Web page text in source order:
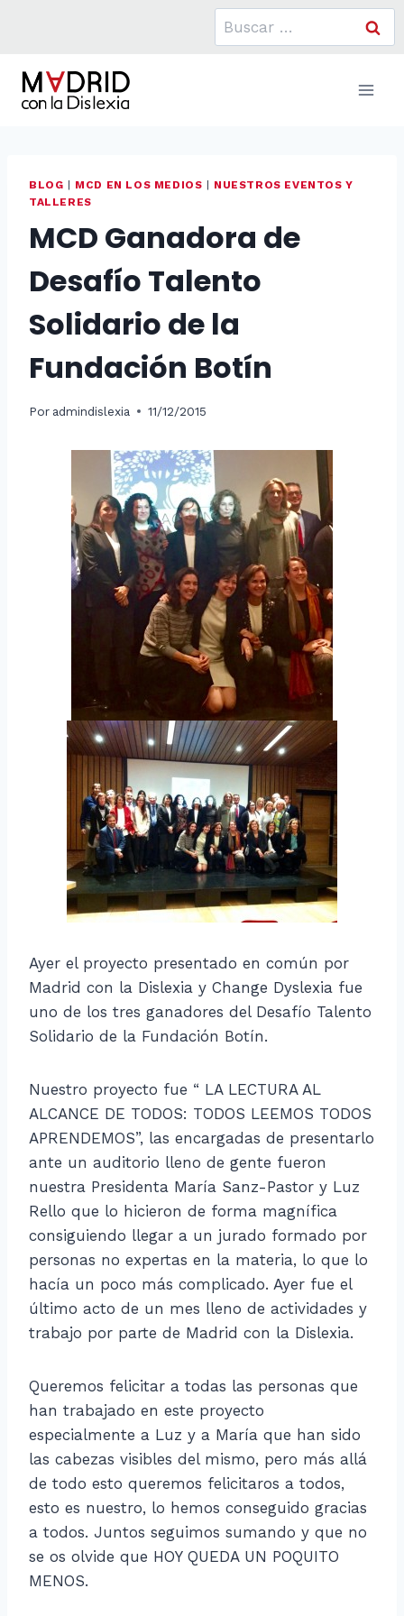
Buscar:
BLOG MCD EN LOS MEDIOS
NUESTROS EVENTOS Y
TALLERES
MCD Ganadora de
Desafío Talento
Solidario de la
Fundación Botín
Por admindislexia 11/12/2015
Ayer el proyecto presentado en común por
Madrid con la Dislexia y Change Dyslexia fue
uno de los tres ganadores del Desafío Talento
Solidario de la Fundación Botín.
Nuestro proyecto fue “ LA LECTURA AL
ALCANCE DE TODOS: TODOS LEEMOS TODOS
APRENDEMOS”, las encargadas de presentarlo
ante un auditorio lleno de gente fueron
nuestra Presidenta María Sanz-Pastor y Luz
Rello que lo hicieron de forma magnífica
consiguiendo llegar a un jurado formado por
personas no expertas en la materia, lo que lo
hacía un poco más complicado. Ayer fue el
último acto de un mes lleno de actividades y
trabajo por parte de Madrid con la Dislexia.
Queremos felicitar a todas las personas que
han trabajado en este proyecto
especialmente a Luz y a María que han sido
las cabezas visibles del mismo, pero más allá
de todo esto queremos felicitaros a todos,
esto es nuestro, lo hemos conseguido gracias
a todos. Juntos seguimos sumando y que no
se os olvide que HOY QUEDA UN POQUITO
MENOS.